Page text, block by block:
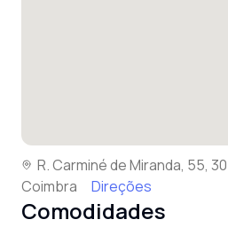
R. Carminé de Miranda, 55,
Coimbra
Direções
Comodidades